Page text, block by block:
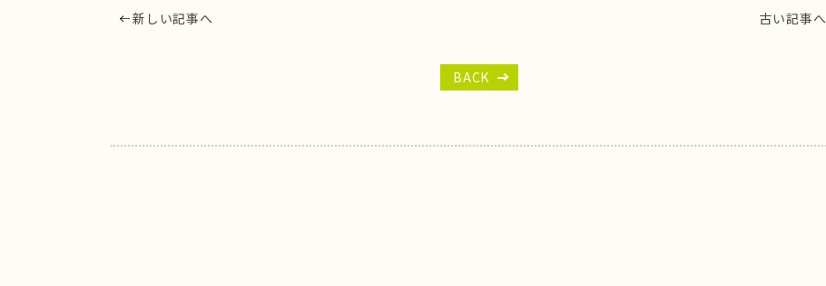
新しい記事へ 古い記事へ
BACK